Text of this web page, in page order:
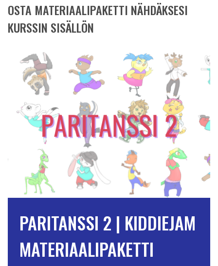
OSTA MATERIAALIPAKETTI NÄHDÄKSESI
KURSSIN SISÄLLÖN
PARITANSSI 2 | KIDDIEJAM
MATERIAALIPAKETTI